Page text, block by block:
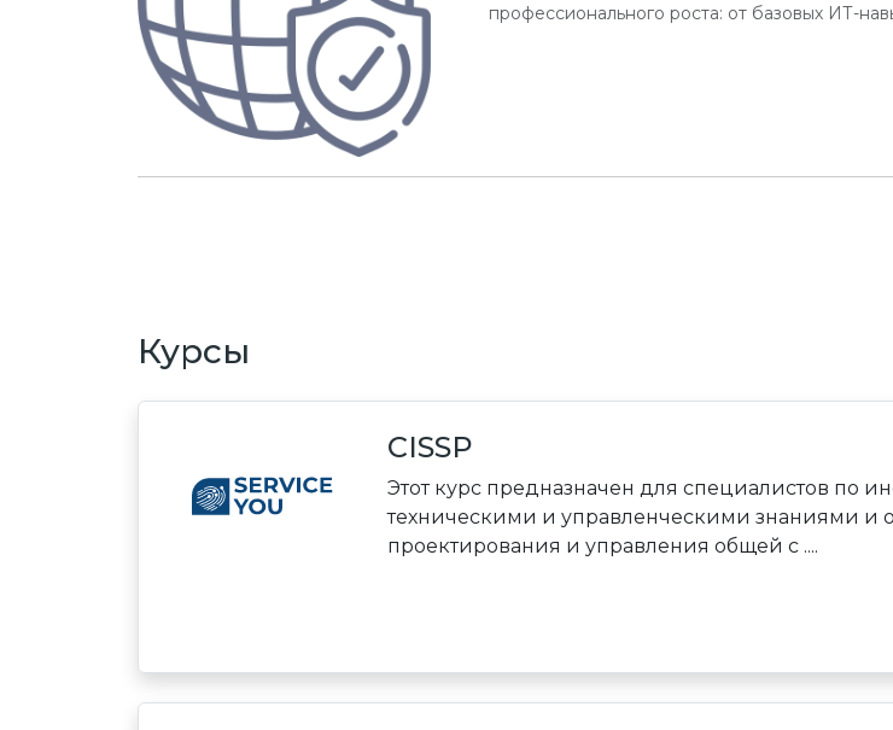
профессионального роста: от базовых ИТ-
Курсы
CISSP
Этот курс предназначен для специалистов по
техническими и управленческими знаниями и
проектирования и управления общей с ....